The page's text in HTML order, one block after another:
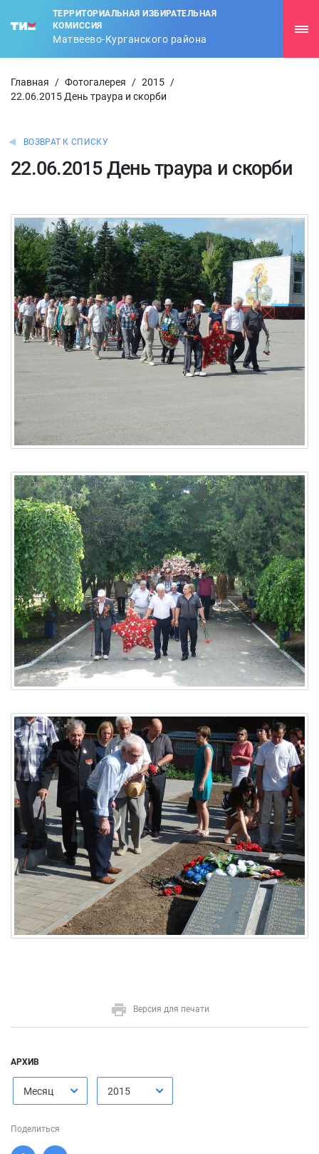
ТЕРРИТОРИАЛЬНАЯ ИЗБИРАТЕЛЬНАЯ
КОМИССИЯ
Матвеево-Курганского района
Главная / Фотогалерея / 2015 /
22.06.2015 День траура и скорби
ВОЗВРАТ К СПИСКУ
22.06.2015 День траура и скорби
Версия для печати
АРХИВ
Месяц 2015
Поделиться